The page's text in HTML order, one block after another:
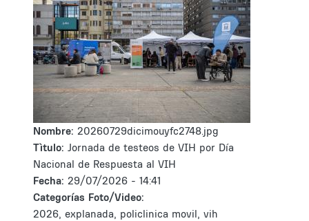
Nombre: 20260729dicimouyfc2748.jpg
Tìtulo: Jornada de testeos de VIH por Día
Nacional de Respuesta al VIH
Fecha: 29/07/2026 - 14:41
Categorías Foto/Video:
2026, explanada, policlinica movil, vih